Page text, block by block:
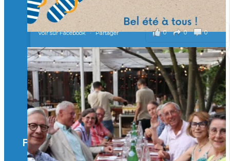
il y a 2 mois
0 0 0
Voir sur Facebook · Partager
🚀Afterwork à Genève 🚀
🥳 Le 22 avril dernier, 14 Alumni vivant / travaillant
en Suisse ont partagé un moment convivial de
retrouvailles et d'échanges !
Merci à tous pour votre présence et à Alexandre
CHEA pour l'organisation !
il y a 3 mois
Facebook